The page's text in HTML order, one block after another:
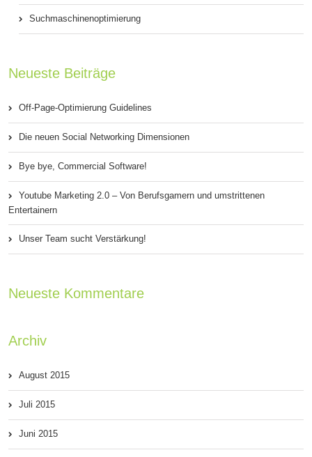
Suchmaschinenoptimierung
Neueste Beiträge
Off-Page-Optimierung Guidelines
Die neuen Social Networking Dimensionen
Bye bye, Commercial Software!
Youtube Marketing 2.0 – Von Berufsgamern und umstrittenen
Entertainern
Unser Team sucht Verstärkung!
Neueste Kommentare
Archiv
August 2015
Juli 2015
Juni 2015